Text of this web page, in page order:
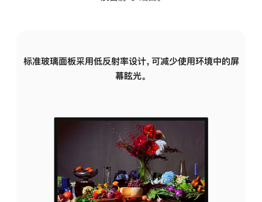
标准玻璃面板采用低反射率设计，可减少使用环境中的屏
幕眩光。